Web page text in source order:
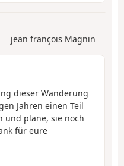
jean françois Magnin
dieser Wanderung
Jahren einen Teil
und plane, sie noch
für eure